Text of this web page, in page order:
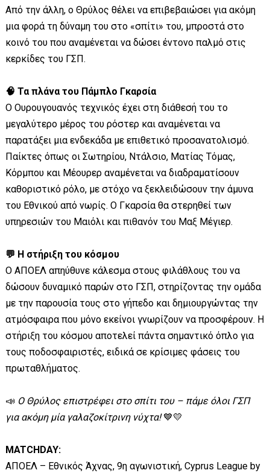
Από την άλλη, ο Θρύλος θέλει να επιβεβαιώσει για ακόμη
μια φορά τη δύναμη του στο «σπίτι» του, μπροστά στο
κοινό του που αναμένεται να δώσει έντονο παλμό στις
κερκίδες του ΓΣΠ.
🧠 Τα πλάνα του Πάμπλο Γκαρσία
Ο Ουρουγουανός τεχνικός έχει στη διάθεσή του το
μεγαλύτερο μέρος του ρόστερ και αναμένεται να
παρατάξει μια ενδεκάδα με επιθετικό προσανατολισμό.
Παίκτες όπως οι Σωτηρίου, Ντάλσιο, Ματίας Τόμας,
Κόρμπου και Μέουρερ αναμένεται να διαδραματίσουν
καθοριστικό ρόλο, με στόχο να ξεκλειδώσουν την άμυνα
του Εθνικού από νωρίς. Ο Γκαρσία θα στερηθεί των
υπηρεσιών του Μαιόλι και πιθανόν του Μαξ Μέγιερ.
💬 Η στήριξη του κόσμου
Ο ΑΠΟΕΛ απηύθυνε κάλεσμα στους φιλάθλους του να
δώσουν δυναμικό παρών στο ΓΣΠ, στηρίζοντας την ομάδα
με την παρουσία τους στο γήπεδο και δημιουργώντας την
ατμόσφαιρα που μόνο εκείνοι γνωρίζουν να προσφέρουν. Η
στήριξη του κόσμου αποτελεί πάντα σημαντικό όπλο για
τους ποδοσφαιριστές, ειδικά σε κρίσιμες φάσεις του
πρωταθλήματος.
📣 Ο Θρύλος επιστρέφει στο σπίτι του – πάμε όλοι ΓΣΠ
για ακόμη μία γαλαζοκίτρινη νύχτα!💙💛
MATCHDAY:
ΑΠΟΕΛ – Εθνικός Άχνας, 9η αγωνιστική, Cyprus League by